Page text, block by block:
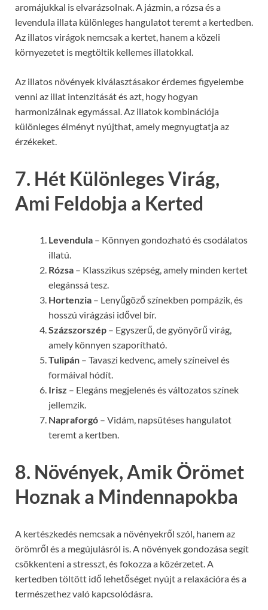
aromájukkal is elvarázsolnak. A jázmin, a rózsa és a
levendula illata különleges hangulatot teremt a kertedben.
Az illatos virágok nemcsak a kertet, hanem a közeli
környezetet is megtöltik kellemes illatokkal.
Az illatos növények kiválasztásakor érdemes figyelembe
venni az illat intenzitását és azt, hogy hogyan
harmonizálnak egymással. Az illatok kombinációja
különleges élményt nyújthat, amely megnyugtatja az
érzékeket.
7. Hét Különleges Virág,
Ami Feldobja a Kerted
Levendula – Könnyen gondozható és csodálatos
illatú.
Rózsa – Klasszikus szépség, amely minden kertet
elegánssá tesz.
Hortenzia – Lenyűgöző színekben pompázik, és
hosszú virágzási idővel bír.
Százszorszép – Egyszerű, de gyönyörű virág,
amely könnyen szaporítható.
Tulipán – Tavaszi kedvenc, amely színeivel és
formáival hódít.
Irisz – Elegáns megjelenés és változatos színek
jellemzik.
Napraforgó – Vidám, napsütéses hangulatot
teremt a kertben.
8. Növények, Amik Örömet
Hoznak a Mindennapokba
A kertészkedés nemcsak a növényekről szól, hanem az
örömről és a megújulásról is. A növények gondozása segít
csökkenteni a stresszt, és fokozza a közérzetet. A
kertedben töltött idő lehetőséget nyújt a relaxációra és a
természethez való kapcsolódásra.